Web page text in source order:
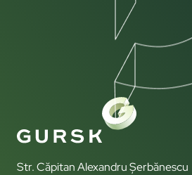
Str. Căpitan Alexandru Șerbănescu